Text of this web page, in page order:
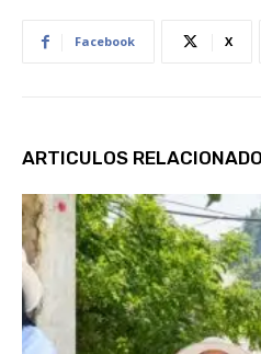
Facebook X
ARTICULOS